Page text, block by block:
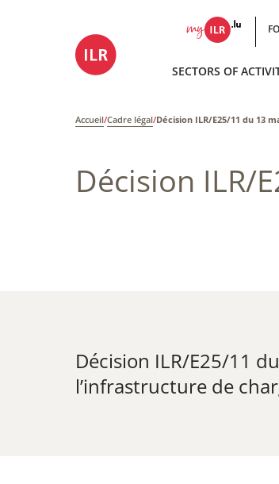
SECTORS OF
Accueil/Cadre légal/Décision ILR/E25/11 du 13
Décision ILR/
Décision ILR/E25/11
l’infrastructure de